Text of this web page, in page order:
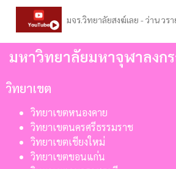
มจร.วิทยาลัยสงฆ์เลย - ว่าน วร
มหาวิทยาลัยมหาจุฬาลงก
วิทยาเขต
วิทยาเขตหนองคาย
วิทยาเขตนครศรีธรรมราช
วิทยาเขตเชียงใหม่
วิทยาเขตขอนแก่น